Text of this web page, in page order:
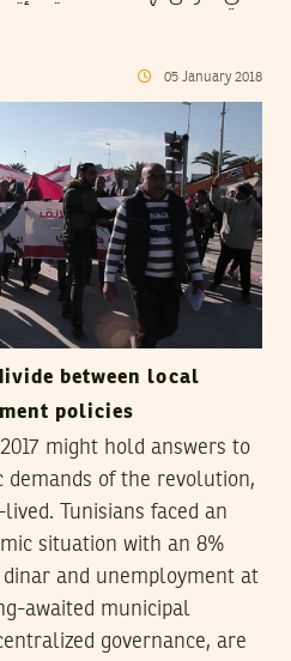
05 January 2018
between local
policies
might hold answers to
demands of the revolution,
Tunisians faced an
situation with an 8%
and unemployment at
awaited municipal
governance, are